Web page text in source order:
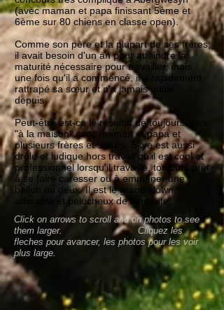
(avec maman et papa finissant 5ème et
6ème sur 80 chiens en classe open).
Comme son père et la plupart de ses frères,
il avait besoin d'un an pour atteindre la
maturité nécessaire pour travailler, mais
une fois qu'il a commencé, il a rapidement
rattrapé sa sœur et n'a jamais quitté
depuis.
Peut-être est-ce le résultat de toujours vivre
"à la maison" avec maman et papa et
plusieurs frères et sœurs, Skye est aussi
drôle et ludique hors travail qu'il est cool et
professionnel lorsqu'il travaille, toujours prêt
à se faire caresser ou à emmener une
ballon ou deux. Il est le grand clown
adorable et pelucheux de la meute.
Click on arrows to scroll and on photos to see
them larger. Cliquez les
fleches pour avancer, les photos pour les voir
plus large.